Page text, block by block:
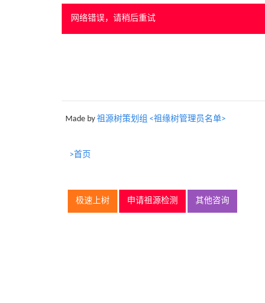
网络错误，请稍后重试
Made by 祖源树策划组 <祖缘树管理员名单>
>首页
极速上树 申请祖源检测 其他咨询